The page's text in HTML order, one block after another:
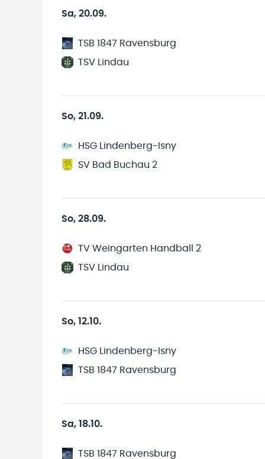
Sa, 20.09.
TSB 1847 Ravensburg
TSV Lindau
So, 21.09.
HSG Lindenberg-Isny
SV Bad Buchau 2
So, 28.09.
TV Weingarten Handball 2
TSV Lindau
So, 12.10.
HSG Lindenberg-Isny
TSB 1847 Ravensburg
Sa, 18.10.
TSB 1847 Ravensburg